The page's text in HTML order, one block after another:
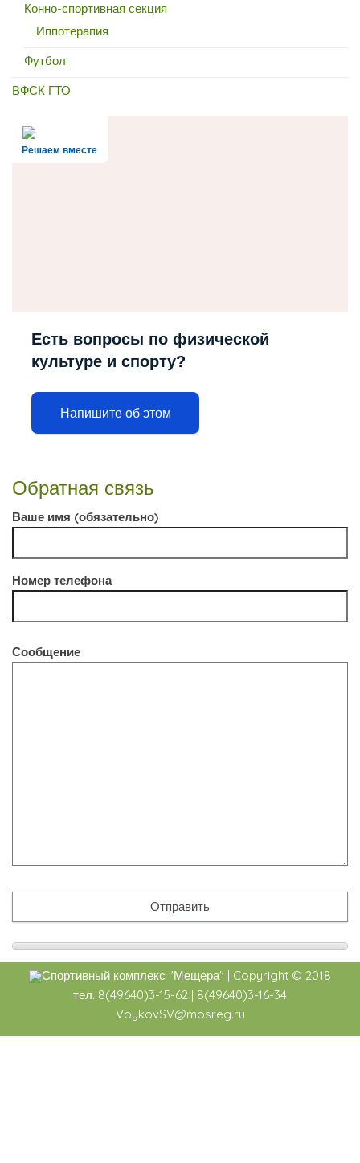
Конно-спортивная секция
Иппотерапия
Футбол
ВФСК ГТО
Решаем вместе
Есть вопросы по физической
культуре и спорту?
Напишите об этом
Обратная связь
Ваше имя (обязательно)
Номер телефона
Сообщение
Спортивный комплекс "Мещера" | Copyright © 2018
тел. 8(49640)3-15-62 | 8(49640)3-16-34
VoykovSV@mosreg.ru